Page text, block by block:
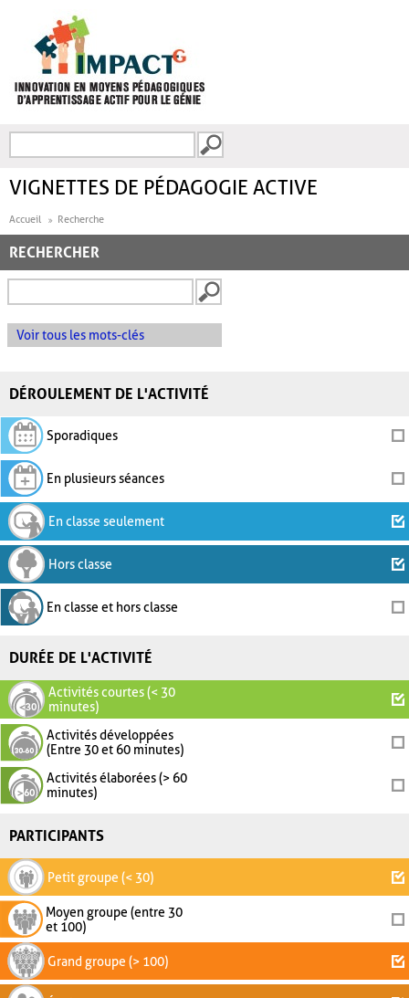
FORMULAIRE DE
VIGNETTES DE PÉDAGOGIE ACTIVE
Accueil Recherche
RECHERCHER
Voir tous les mots-clés
DÉROULEMENT DE L'ACTIVITÉ
Sporadiques
En plusieurs séances
En classe seulement
Hors classe
En classe et hors classe
DURÉE DE L'ACTIVITÉ
Activités courtes (< 30
minutes)
Activités développées
(Entre 30 et 60 minutes)
Activités élaborées (> 60
minutes)
PARTICIPANTS
Petit groupe (< 30)
Moyen groupe (entre 30
et 100)
Grand groupe (> 100)